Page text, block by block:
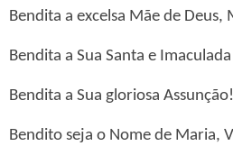
Bendita a excelsa Mãe de Deus,
Bendita a Sua Santa e
Bendita a Sua gloriosa Assunção!
Bendito seja o Nome de Maria,